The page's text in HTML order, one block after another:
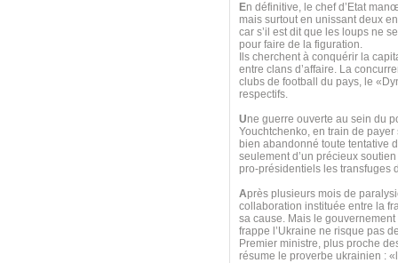
En définitive, le chef d’Etat
mais surtout en unissant deux
car s’il est dit que les loups ne
pour faire de la figuration.
Ils cherchent à conquérir la
entre clans d’affaire. La
clubs de football du pays, le
respectifs.
Une guerre ouverte au sein du
Youchtchenko, en train de
bien abandonné toute tentative
seulement d’un précieux
pro-présidentiels les transfuges
Après plusieurs mois de
collaboration instituée entre la
sa cause. Mais le
frappe l’Ukraine ne risque pas
Premier ministre, plus proche
résume le proverbe ukrainien :